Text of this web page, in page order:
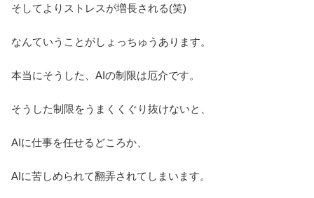
そしてよりストレスが増長される(笑)
なんていうことがしょっちゅうあります。
本当にそうした、AIの制限は厄介です。
そうした制限をうまくくぐり抜けないと、
AIに仕事を任せるどころか、
AIに苦しめられて翻弄されてしまいます。